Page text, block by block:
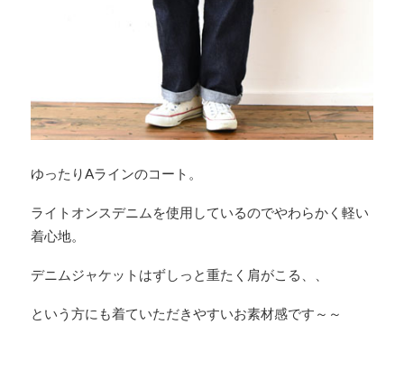
ゆったりAラインのコート。
ライトオンスデニムを使用しているのでやわらかく軽い
着心地。
デニムジャケットはずしっと重たく肩がこる、、
という方にも着ていただきやすいお素材感です～～